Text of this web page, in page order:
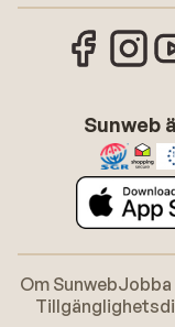
Sunweb
Om SunwebJobba